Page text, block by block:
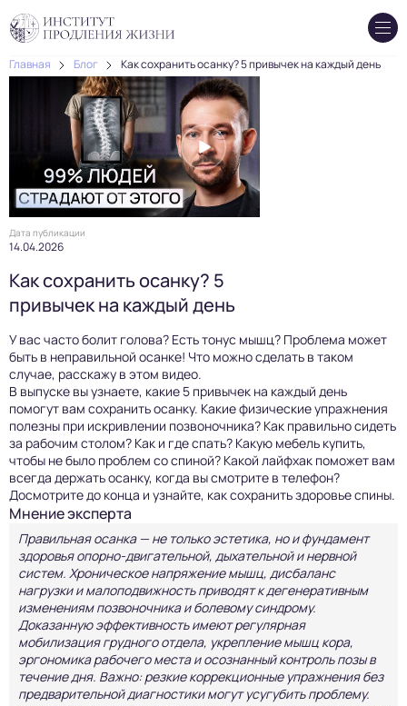
Главная Блог Как сохранить осанку? 5 привычек на каждый день
Дата публикации
14.04.2026
Как сохранить осанку? 5
привычек на каждый день
У вас часто болит голова? Есть тонус мышц? Проблема может
быть в неправильной осанке! Что можно сделать в таком
случае, расскажу в этом видео.
В выпуске вы узнаете, какие 5 привычек на каждый день
помогут вам сохранить осанку. Какие физические упражнения
полезны при искривлении позвоночника? Как правильно сидеть
за рабочим столом? Как и где спать? Какую мебель купить,
чтобы не было проблем со спиной? Какой лайфхак поможет вам
всегда держать осанку, когда вы смотрите в телефон?
Досмотрите до конца и узнайте, как сохранить здоровье спины.
Мнение эксперта
Правильная осанка — не только эстетика, но и фундамент
здоровья опорно-двигательной, дыхательной и нервной
систем. Хроническое напряжение мышц, дисбаланс
нагрузки и малоподвижность приводят к дегенеративным
изменениям позвоночника и болевому синдрому.
Доказанную эффективность имеют регулярная
мобилизация грудного отдела, укрепление мышц кора,
эргономика рабочего места и осознанный контроль позы в
течение дня. Важно: резкие коррекционные упражнения без
предварительной диагностики могут усугубить проблему.